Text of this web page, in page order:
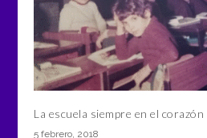
La escuela siempre en el corazón
5 febrero, 2018